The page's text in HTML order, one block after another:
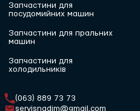
Запчастини для
посудомийних машин
Запчастини для пральних
машин
Запчастини для
холодильників
(063) 889 73 73
servisnadim@gmail.com